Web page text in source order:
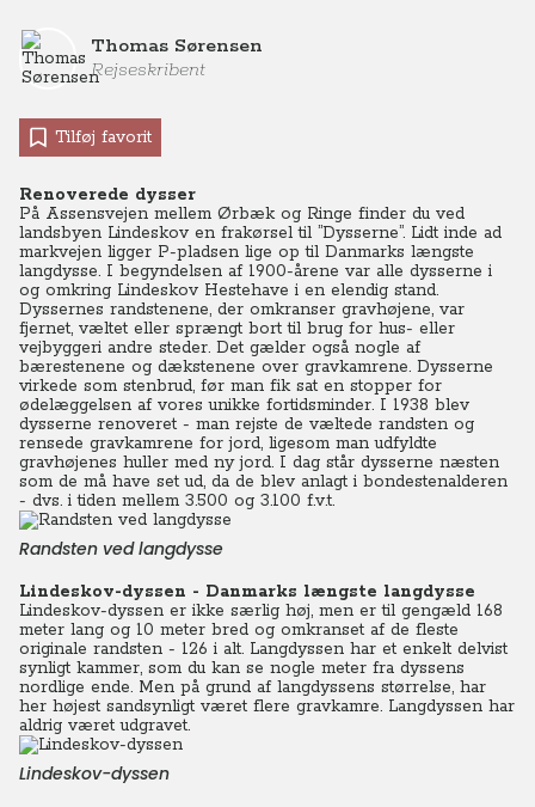
Thomas Sørensen
Rejseskribent
Tilføj favorit
Renoverede dysser
På Assensvejen mellem Ørbæk og Ringe finder du ved
landsbyen Lindeskov en frakørsel til ”Dysserne”. Lidt inde ad
markvejen ligger P-pladsen lige op til Danmarks længste
langdysse. I begyndelsen af 1900-årene var alle dysserne i
og omkring Lindeskov Hestehave i en elendig stand.
Dyssernes randstenene, der omkranser gravhøjene, var
fjernet, væltet eller sprængt bort til brug for hus- eller
vejbyggeri andre steder. Det gælder også nogle af
bærestenene og dækstenene over gravkamrene. Dysserne
virkede som stenbrud, før man fik sat en stopper for
ødelæggelsen af vores unikke fortidsminder. I 1938 blev
dysserne renoveret - man rejste de væltede randsten og
rensede gravkamrene for jord, ligesom man udfyldte
gravhøjenes huller med ny jord. I dag står dysserne næsten
som de må have set ud, da de blev anlagt i bondestenalderen
- dvs. i tiden mellem 3.500 og 3.100 f.v.t.
Randsten ved langdysse
Lindeskov-dyssen - Danmarks længste langdysse
Lindeskov-dyssen er ikke særlig høj, men er til gengæld 168
meter lang og 10 meter bred og omkranset af de fleste
originale randsten - 126 i alt. Langdyssen har et enkelt delvist
synligt kammer, som du kan se nogle meter fra dyssens
nordlige ende. Men på grund af langdyssens størrelse, har
her højest sandsynligt været flere gravkamre. Langdyssen har
aldrig været udgravet.
Lindeskov-dyssen